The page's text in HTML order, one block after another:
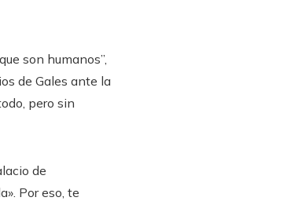
son humanos”,
de Gales ante la
pero sin
de
Por eso, te